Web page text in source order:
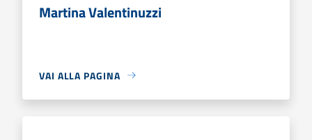
Martina Valentinuzzi
VAI ALLA PAGINA